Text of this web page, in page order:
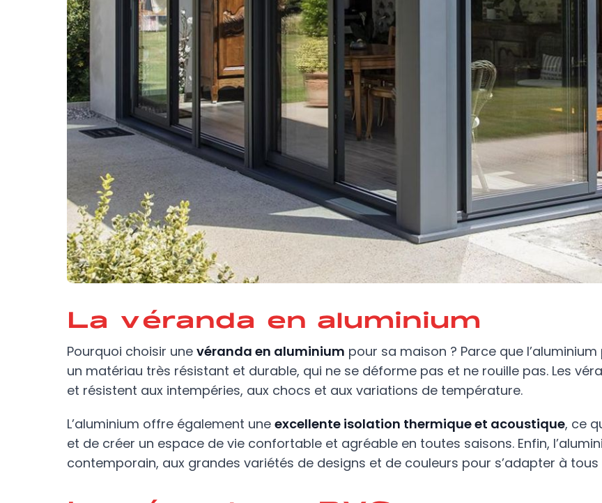
La véranda en aluminium
Pourquoi choisir une véranda en aluminium pour sa maison ? Parce que
un matériau très résistant et durable, qui ne se déforme pas et ne rouille pas. Les
et résistent aux intempéries, aux chocs et aux variations de température.
L’aluminium offre également une excellente isolation thermique et acoustique, ce
et de créer un espace de vie confortable et agréable en toutes saisons. Enfin,
contemporain, aux grandes variétés de designs et de couleurs pour s’adapter à tous